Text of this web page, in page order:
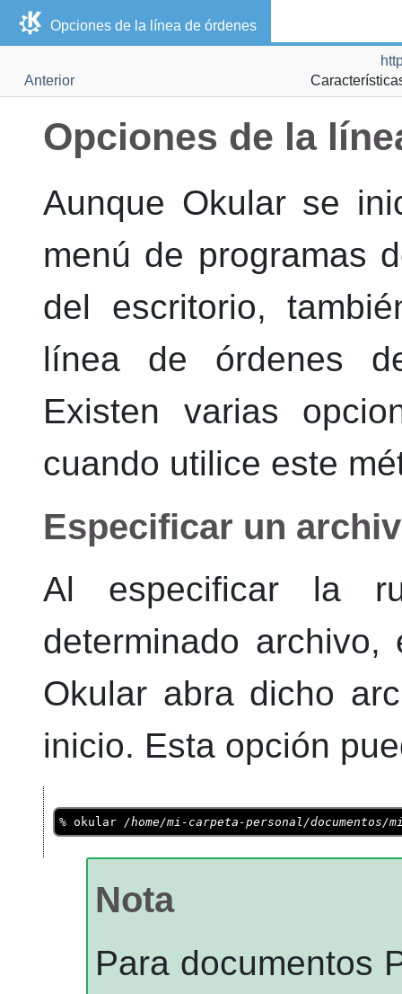
Opciones de la línea de órdenes
Anterior
Opciones de la
Aunque Okularse
menú de programas
del escritorio,
línea de órdenes
Existen varias
cuando utilice este
Especificar un
Al especificar la
determinado
Okular abra dicho
inicio. Esta opción
% okular /home/mi-carpeta-personal/documentos/
Nota
Para documentos